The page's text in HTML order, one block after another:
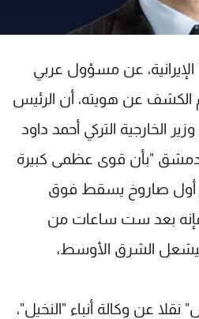
عن مسؤول عربي
الكشف عن هويته، أن الرئيس
الخارجية التركي أحمد داود
لدمشق "بأن قوى عظمى كبيرة
أول صاروخ يسقط فوق
بعد ست ساعات من
الشرق الأوسط،
نقلا عن وكالة أنباء "النخيل"،
تواصل معنا
شروط الإسـتخدام
سياسة الخصوصية